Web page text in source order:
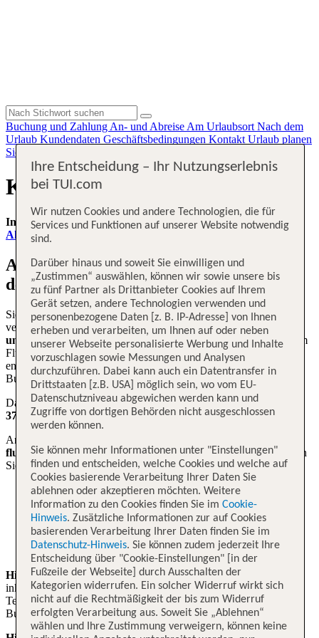
Buchung und Zahlung An- und Abreise Am Urlaubsort Nach dem
Urlaub Kundendaten Geschäftsbedingungen Kontakt Urlaub planen
Sicherheit und Service
Kontakt - TUI Flüge
Informationen zur aktuellen Flugsituation finden Sie hier:
Aktuelle Flugverspätungen
Anliegen zu einem gebuchten Flug auf
dem Buchungsportal tui.com/flug
Sie erreichen das Servicecenter für alle von der TUI4U GmbH
vermittelten Flüge vonMontag bis Sonntag von 08 bis 20 Uhr
und an Feiertagen jeweils von 10 bis 18 Uhr.Je nach gebuchtem
Flug sind die Öffnungszeiten eingeschränkt, Sie werden bei Anruf
entsprechend dazu informiert. Bitte halten Sie die PIN und Ihre
Buchungsnummer bereit.
Das Servicecenter ist unter folgender Nummer zu erreichen:
3770 3399(Ortstarif, Mobilfunk abweichend).
Anfragen per Mail senden Sie bitte an
flug@tui4u.de. Wenn Sie bereits einen Flug gebucht haben, geben
Sie bitte folgendes imBetreff Ihrer Mailan:
Abflugtermin
Buchungscode (Beispiel: PIN 565, Buchungsnummer
S7KYJJ)
Airline
Hinweis:Wenn Sie das Premium-Servicepaket mit einer
inkludierten VIP-Hotline gebucht haben, finden Sie die
Telefonnummer und weitere Informationen in Ihrer
Buchungsbestätigung.
Ihre Entscheidung – Ihr Nutzungserlebnis
bei TUI.com
Wir nutzen Cookies und andere Technologien, die für
Services und Funktionen auf unserer Website notwendig
sind.
Darüber hinaus und soweit Sie einwilligen und
„Zustimmen“ auswählen, können wir sowie unsere bis
zu fünf Partner als Drittanbieter Cookies auf Ihrem
Gerät setzen, andere Technologien verwenden und
personenbezogene Daten [z. B. IP-Adresse] von Ihnen
erheben und verarbeiten, um Ihnen auf oder neben
unserer Webseite personalisierte Werbung und Inhalte
vorzuschlagen sowie Messungen und Analysen
durchzuführen. Dabei kann auch ein Datentransfer in
Drittstaaten [z.B. USA] möglich sein, wo vom EU-
Datenschutzniveau abgewichen werden kann und
Zugriffe von dortigen Behörden nicht ausgeschlossen
werden können.
Sie können mehr Informationen unter "Einstellungen"
finden und entscheiden, welche Cookies und welche auf
Cookies basierende Verarbeitung Ihrer Daten Sie
ablehnen oder akzeptieren möchten. Weitere
Information zu den Cookies finden Sie im Cookie-
Hinweis. Zusätzliche Informationen zur auf Cookies
basierenden Verarbeitung Ihrer Daten finden Sie im
Datenschutz-Hinweis. Sie können zudem jederzeit Ihre
Entscheidung über "Cookie-Einstellungen" [in der
Fußzeile der Webseite] durch Ausschalten der
Kategorien widerrufen. Ein solcher Widerruf wirkt sich
nicht auf die Rechtmäßigkeit der bis zum Widerruf
erfolgten Verarbeitung aus. Soweit Sie „Ablehnen“
wählen und Ihre Zustimmung verweigern, können keine